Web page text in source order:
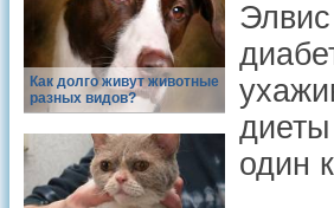
Как долго живут животные
разных видов?
один